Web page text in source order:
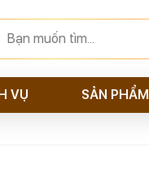
VỤ SẢN PHẨM